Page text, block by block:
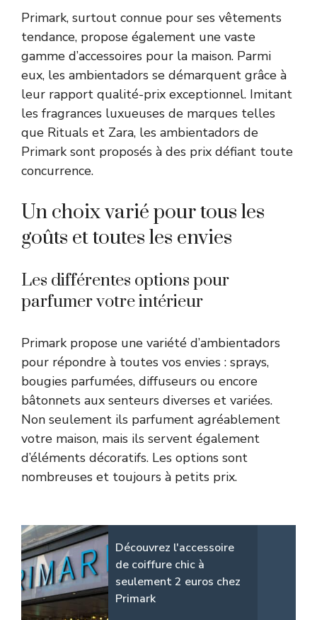
Primark, surtout connue pour ses vêtements
tendance, propose également une vaste
gamme d’accessoires pour la maison. Parmi
eux, les ambientadors se démarquent grâce à
leur rapport qualité-prix exceptionnel. Imitant
les fragrances luxueuses de marques telles
que Rituals et Zara, les ambientadors de
Primark sont proposés à des prix défiant toute
concurrence.
Un choix varié pour tous les
goûts et toutes les envies
Les différentes options pour
parfumer votre intérieur
Primark propose une variété d’ambientadors
pour répondre à toutes vos envies : sprays,
bougies parfumées, diffuseurs ou encore
bâtonnets aux senteurs diverses et variées.
Non seulement ils parfument agréablement
votre maison, mais ils servent également
d’éléments décoratifs. Les options sont
nombreuses et toujours à petits prix.
Découvrez l'accessoire
de coiffure chic à
seulement 2 euros chez
Primark